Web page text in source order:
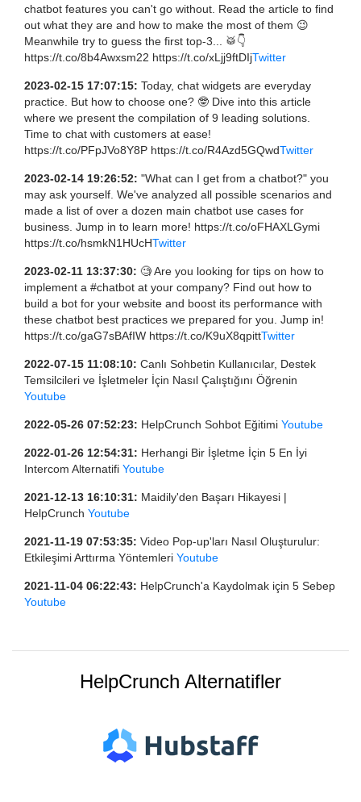
chatbot features you can't go without. Read the article to find
out what they are and how to make the most of them 😉
Meanwhile try to guess the first top-3... 🥁👇
https://t.co/8b4Awxsm22 https://t.co/xLjj9ftDIjTwitter
2023-02-15 17:07:15: Today, chat widgets are everyday
practice. But how to choose one? 🤓 Dive into this article
where we present the compilation of 9 leading solutions.
Time to chat with customers at ease!
https://t.co/PFpJVo8Y8P https://t.co/R4Azd5GQwdTwitter
2023-02-14 19:26:52: "What can I get from a chatbot?" you
may ask yourself. We've analyzed all possible scenarios and
made a list of over a dozen main chatbot use cases for
business. Jump in to learn more! https://t.co/oFHAXLGymi
https://t.co/hsmkN1HUcHTwitter
2023-02-11 13:37:30: 🧐 Are you looking for tips on how to
implement a #chatbot at your company? Find out how to
build a bot for your website and boost its performance with
these chatbot best practices we prepared for you. Jump in!
https://t.co/gaG7sBAfIW https://t.co/K9uX8qpittTwitter
2022-07-15 11:08:10: Canlı Sohbetin Kullanıcılar, Destek
Temsilcileri ve İşletmeler İçin Nasıl Çalıştığını Öğrenin
Youtube
2022-05-26 07:52:23: HelpCrunch Sohbot Eğitimi Youtube
2022-01-26 12:54:31: Herhangi Bir İşletme İçin 5 En İyi
Intercom Alternatifi Youtube
2021-12-13 16:10:31: Maidily'den Başarı Hikayesi |
HelpCrunch Youtube
2021-11-19 07:53:35: Video Pop-up'ları Nasıl Oluşturulur:
Etkileşimi Arttırma Yöntemleri Youtube
2021-11-04 06:22:43: HelpCrunch'a Kaydolmak için 5 Sebep
Youtube
HelpCrunch Alternatifler